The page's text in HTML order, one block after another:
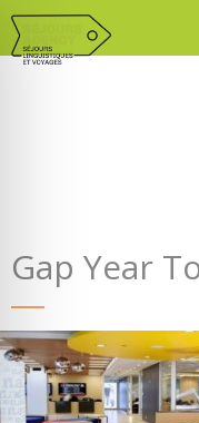
Gap Year